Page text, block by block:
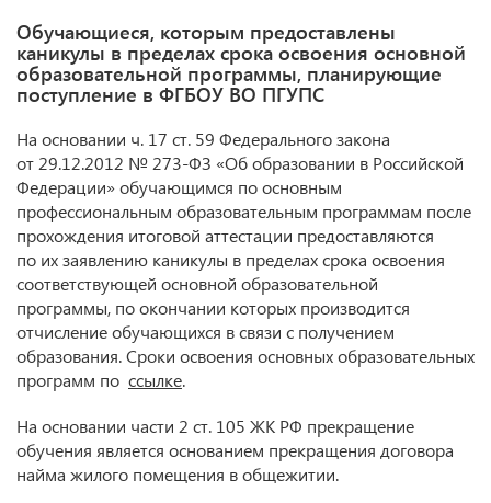
Обучающиеся, которым предоставлены
каникулы в пределах срока освоения основной
образовательной программы, планирующие
поступление в ФГБОУ ВО ПГУПС
На основании ч. 17 ст. 59 Федерального закона
от 29.12.2012 № 273-ФЗ «Об образовании в Российской
Федерации» обучающимся по основным
профессиональным образовательным программам после
прохождения итоговой аттестации предоставляются
по их заявлению каникулы в пределах срока освоения
соответствующей основной образовательной
программы, по окончании которых производится
отчисление обучающихся в связи с получением
образования. Сроки освоения основных образовательных
программ по ссылке.
На основании части 2 ст. 105 ЖК РФ прекращение
обучения является основанием прекращения договора
найма жилого помещения в общежитии.